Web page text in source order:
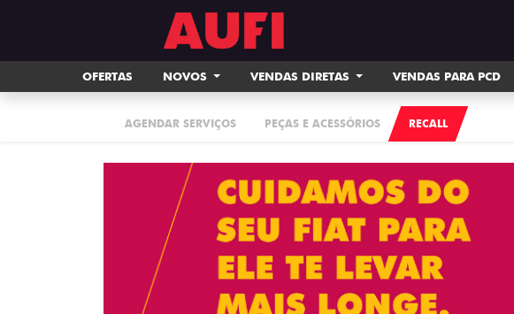
OFERTAS NOVOS VENDAS DIRETAS VENDAS PARA PCD
AGENDAR SERVIÇOS PEÇAS E ACESSÓRIOS RECALL